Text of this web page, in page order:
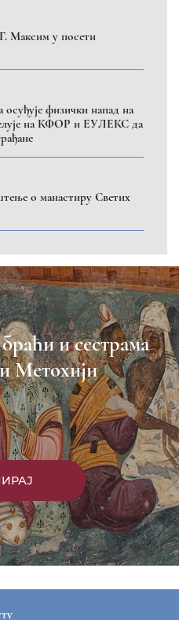
Максим у посети
физички напад на
на КФОР и ЕУЛЕКС да
о манастиру Светих
и сестрама
Метохији